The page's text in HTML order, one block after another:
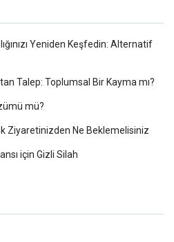
Yeniden Keşfedin: Alternatif
Talep: Toplumsal Bir Kayma mı?
mü?
Ziyaretinizden Ne Beklemelisiniz
için Gizli Silah